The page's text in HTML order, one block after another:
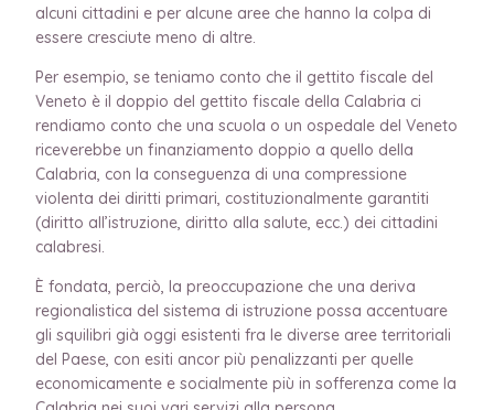
alcuni cittadini e per alcune aree che hanno la colpa di
essere cresciute meno di altre.
Per esempio, se teniamo conto che il gettito fiscale del
Veneto è il doppio del gettito fiscale della Calabria ci
rendiamo conto che una scuola o un ospedale del Veneto
riceverebbe un finanziamento doppio a quello della
Calabria, con la conseguenza di una compressione
violenta dei diritti primari, costituzionalmente garantiti
(diritto all’istruzione, diritto alla salute, ecc.) dei cittadini
calabresi.
È fondata, perciò, la preoccupazione che una deriva
regionalistica del sistema di istruzione possa accentuare
gli squilibri già oggi esistenti fra le diverse aree territoriali
del Paese, con esiti ancor più penalizzanti per quelle
economicamente e socialmente più in sofferenza come la